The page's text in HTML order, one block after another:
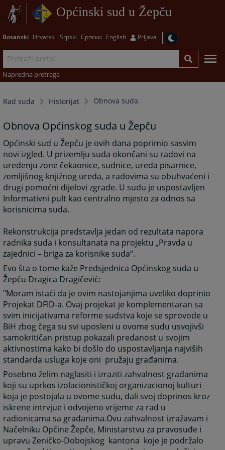
Općinski sud u Žepču
Bosanski Hrvatski Srpski Српски English Prijava
Napredna pretraga
Rad suda Historijat Obnova suda
Obnova Općinskog suda u Žepču
Općinski sud u Žepču je ovih dana poprimio sasvim
novi izgled. U prizemlju suda okončani su radovi na
uređenju zone čekaonice, sudnice, ureda pisarnice,
zemljišnog-knjižnog ureda, a radovima su obuhvaćeni i
drugi pomoćni dijelovi zgrade. U sudu je uspostavljen
Informativni pult kao centralno mjesto za odnos sa
korisnicima suda.
Rekonstrukcija predstavlja jedan od rezultata napora
radnika suda i konsultanata na projektu „Pravda u
zajednici – briga za korisnike suda“.
Evo šta o tome kaže Predsjednica Općinskog suda u
Žepču Dragica Dragičević:
"Moram istaći da je ovim nastojanjima uveliko doprinio
Projekat DFID-a. Ovaj projekat je komplementaran sa
svim inicijativama reforme sudstva koje se sprovode u
BiH zbog čega su svi uposleni u ovome sudu usvojivši
samokritičan pristup pokazali predanost u svojim
aktivnostima kako bi došlo do uspostavljanja najviših
standarda usluga koje oni pružaju građanima.
Posebno želim naglasiti i izraziti zahvalnost građanima
koji su uprkos izolacionističkoj organizacionoj kulturi
koja je postojala u ovome sudu, dali svoj doprinos kroz
iskrene intrvjue i odvojeno vrijeme za rad u
radionicama sa građanima.Ovu zahvalnost izražavam i
Načelniku Opčine Žepče, Ministarstvu za pravosuđe i
upravu Zeničko-Dobojskog kantona koje je podržalo